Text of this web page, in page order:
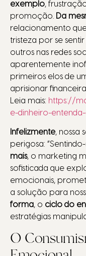
exemplo,
promoção. Da
relacionamento
tristeza por se
outros nas redes
aparentemente
primeiros elos de
aprisionar
Leia mais: https://
e-dinheiro-
Infelizmente, nossa
perigosa:
mais, o marketing
sofisticada que
emocionais,
a solução para
forma, o ciclo do
estratégias
O